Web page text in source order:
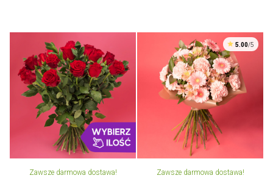
Zawsze darmowa dostawa!
5.00/5
Zawsze darmowa dostawa!